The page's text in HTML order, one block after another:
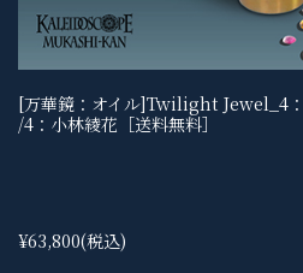
[万華鏡：オイル]Twilight Jewel_4
/4：小林綾花［送料無料］
¥63,800(税込)